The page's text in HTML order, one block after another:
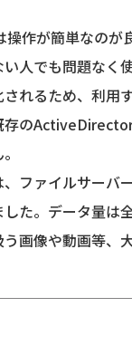
操作が簡単なのが
人でも問題なく
れるため、利用
存の
ファイルサーバ
た。データ量は
画像や動画等、